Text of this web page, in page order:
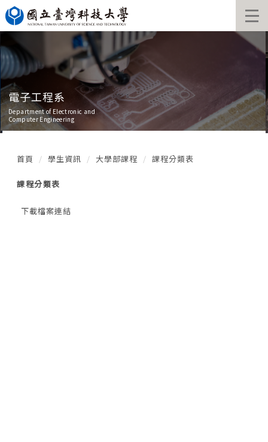
跳
到
主
內
容
區
電子工程系
Department of Electronic and
Computer Engineering
首頁 學生資訊 大學部課程 課程分類表
課程分類表
下載檔案連結